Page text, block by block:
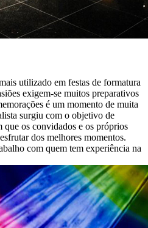
utilizado em festas de formatura
exigem-se muitos preparativos
é um momento de muita
surgiu com o objetivo de
os convidados e os próprios
dos melhores momentos.
com quem tem experiência na